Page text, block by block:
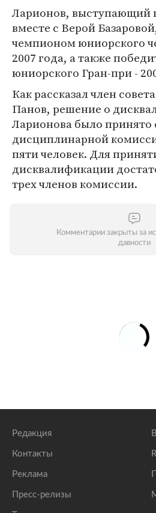
Ларионов, выступающий
вместе с Верой
чемпионом юниорского
2007 года, а также
юниорского Гран-при -
Как рассказал член
Панов, решение о
Ларионова было принято
дисциплинарной
пяти человек. Для
дисквалификации
трех членов комиссии.
Комментарии закрыты за
давности
Редакция
Контакты
Реклама
Пресс-релизы